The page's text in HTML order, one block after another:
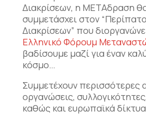
Διακρίσεων, η ΜΕΤΑδραση
συμμετάσχει στον
Διακρίσεων” που
Ελληνικό Φόρουμ
βαδίσουμε μαζί για έναν
κόσμο…
Συμμετέχουν περισσότερες
οργανώσεις,
καθώς και ευρωπαϊκά